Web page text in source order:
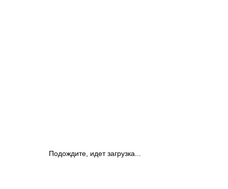
Подождите, идет загрузка...